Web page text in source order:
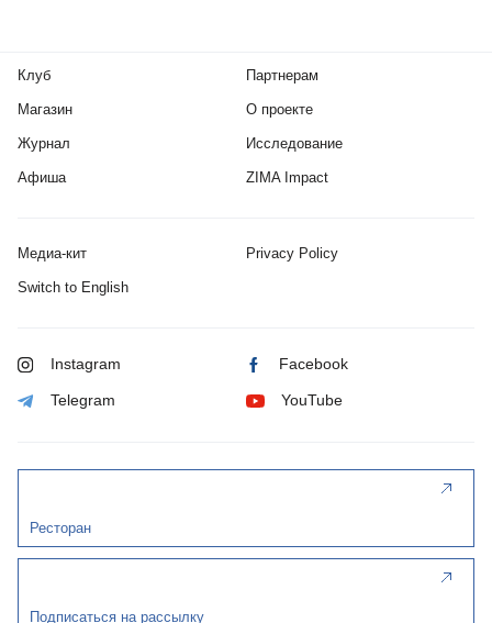
Клуб
Магазин
Журнал
Афиша
Партнерам
О проекте
Исследование
ZIMA Impact
Медиа-кит Privacy Policy
Switch to English
Instagram Facebook
Telegram YouTube
Ресторан
Подписаться на рассылку